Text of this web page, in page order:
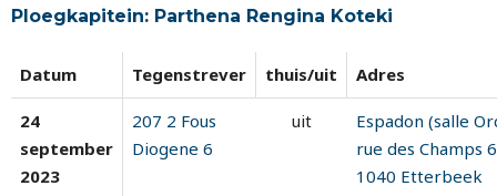
Ploegkapitein: Parthena Rengina Koteki
Datum Tegenstrever thuis/uit Adres
24
september
2023
207 2 Fous
Diogene 6
uit
Espadon (salle
rue des Champs
1040 Etterbeek